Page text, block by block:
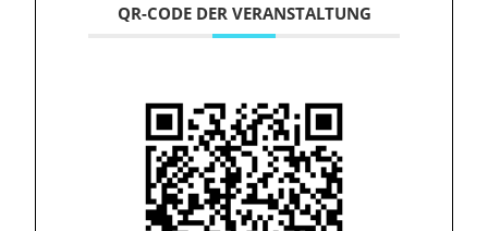
QR-CODE DER VERANSTALTUNG